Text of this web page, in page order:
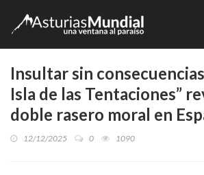
Insultar sin
Isla de las Tentaciones”
doble rasero moral en
12/12/2025 0 1090